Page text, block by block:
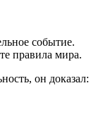
событие.
правила мира.
он доказал: